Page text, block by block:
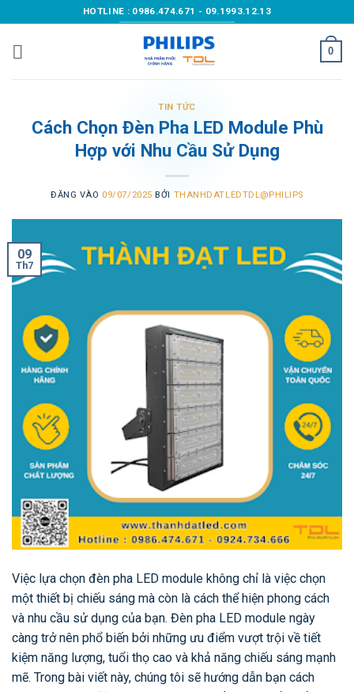
qua
nội
HOTLINE : 0986.474.671 - 09.1993.12.13
0
TIN TỨC
Cách Chọn Đèn Pha LED Module Phù
Hợp với Nhu Cầu Sử Dụng
ĐĂNG VÀO 09/07/2025 BỞI THANHDATLEDTDL@PHILIPS
09
Th7
Việc lựa chọn đèn pha LED module không chỉ là việc chọn
một thiết bị chiếu sáng mà còn là cách thể hiện phong cách
và nhu cầu sử dụng của bạn. Đèn pha LED module ngày
càng trở nên phổ biến bởi những ưu điểm vượt trội về tiết
kiệm năng lượng, tuổi thọ cao và khả năng chiếu sáng mạnh
mẽ. Trong bài viết này, chúng tôi sẽ hướng dẫn bạn cách